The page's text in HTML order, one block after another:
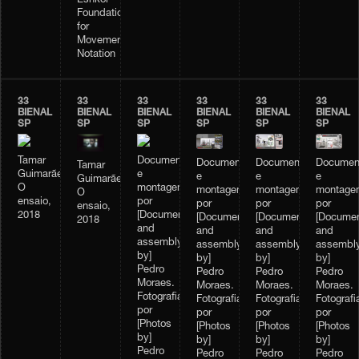
Foundation
for
Movement
Notation
33
BIENAL
SP
Tamar
Guimarães,
O
ensaio,
2018
33
BIENAL
SP
Tamar
Guimarães,
O
ensaio,
2018
33
BIENAL
SP
Documentação
e
montagem
por
[Documentation
and
assembly
by]
Pedro
Moraes.
Fotografias
por
[Photos
by]
Pedro
33
BIENAL
SP
Documentação
e
montagem
por
[Documentation
and
assembly
by]
Pedro
Moraes.
Fotografias
por
[Photos
by]
Pedro
33
BIENAL
SP
Documentação
e
montagem
por
[Documentation
and
assembly
by]
Pedro
Moraes.
Fotografias
por
[Photos
by]
Pedro
33
BIENAL
SP
e
por
and
by]
Pedro
Moraes.
por
[Photos
by]
Pedro